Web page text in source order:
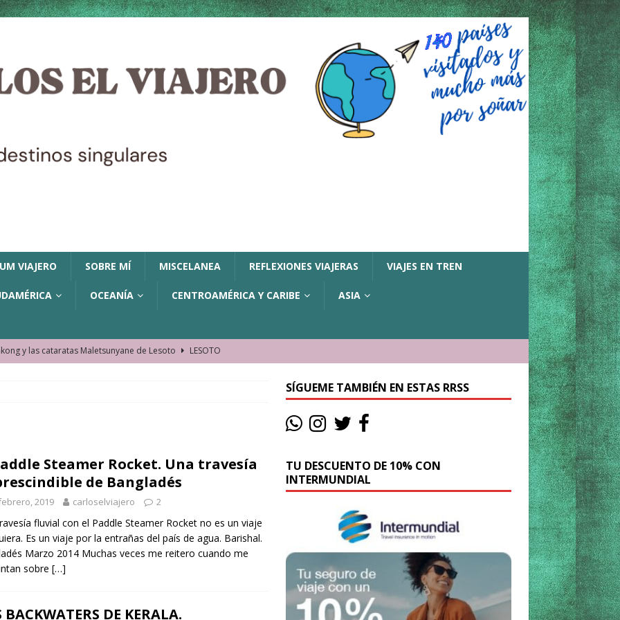
VIAJERO SOBRE MÍ MISCELANEA REFLEXIONES VIAJERAS VIAJES EN TREN
OCEANÍA CENTROAMÉRICA Y CARIBE ASIA
y las cataratas Maletsunyane de Lesoto
LESOTO
La historia de la misteriosa avioneta de la playa
JAMAICA
moverse en Seychelles de manera sostenible
El barrio más castizo de Malabo GUINEA ECUATORIAL
Steamer Rocket. Una travesía
de Bangladés
2019 carloselviajero 2
fluvial con el Paddle Steamer Rocket no es un viaje
Es un viaje por la entrañas del país de agua. Barishal.
Marzo 2014 Muchas veces me reitero cuando me
sobre […]
BACKWATERS DE KERALA.
SÍGUEME TAMBIÉN EN ESTAS RRSS
TU DESCUENTO DE 10% CON
INTERMUNDIAL